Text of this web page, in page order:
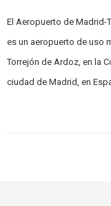
El Aeropuerto de Madrid-
es un aeropuerto de uso
Torrejón de Ardoz, en la
ciudad de Madrid, en